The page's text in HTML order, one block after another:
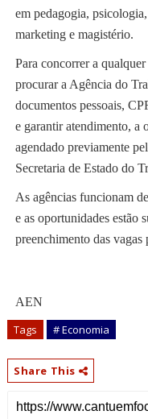
em pedagogia,
marketing e magistério.
Para concorrer a
procurar a Agência do
documentos pessoais,
e garantir atendimento, a
agendado previamente
Secretaria de Estado do
As agências funcionam
e as oportunidades estão
preenchimento das vagas
AEN
Tags # Economia
Share This